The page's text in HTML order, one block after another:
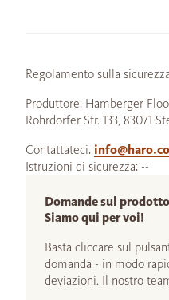
Regolamento sulla
Produttore: Hamberger
Rohrdorfer Str. 133, 83071
Contattateci:
Istruzioni di sicurezza: --
Domande sul
Siamo qui per voi!
Basta cliccare sul
domanda - in modo
deviazioni. Il nostro